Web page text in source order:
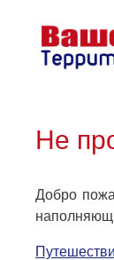
содержимому
Не
Добро